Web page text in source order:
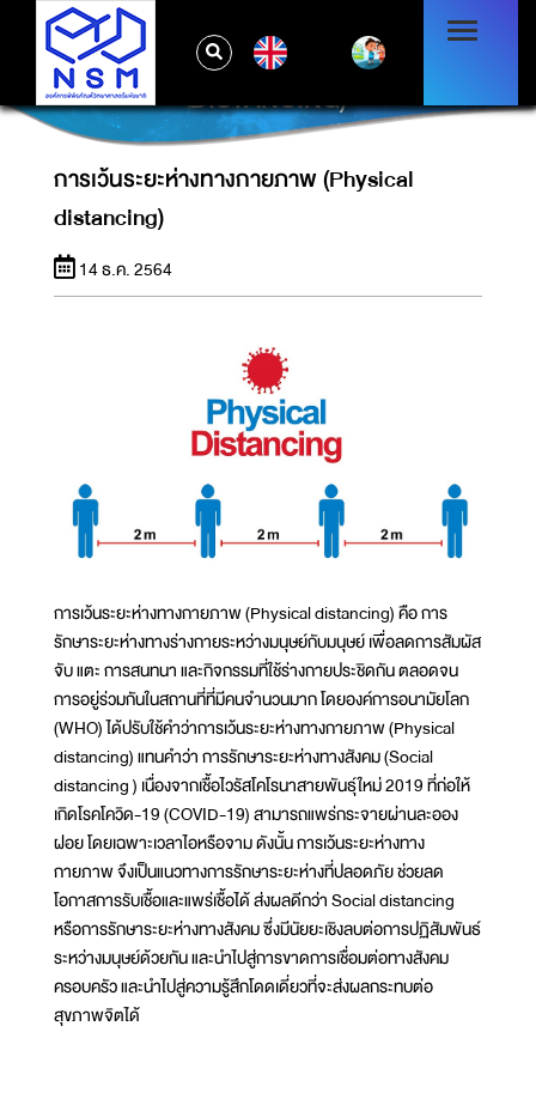
การเว้นระยะห่างทางกายภาพ (PHYSICAL
DISTANCING)
การเว้นระยะห่างทางกายภาพ (Physical
distancing)
14 ธ.ค. 2564
การเว้นระยะห่างทางกายภาพ (Physical distancing) คือ การ
รักษาระยะห่างทางร่างกายระหว่างมนุษย์กับมนุษย์ เพื่อลดการสัมผัส
จับ แตะ การสนทนา และกิจกรรมที่ใช้ร่างกายประชิดกัน ตลอดจน
การอยู่ร่วมกันในสถานที่ที่มีคนจำนวนมาก โดยองค์การอนามัยโลก
(WHO) ได้ปรับใช้คำว่าการเว้นระยะห่างทางกายภาพ (Physical
distancing) แทนคำว่า การรักษาระยะห่างทางสังคม (Social
distancing ) เนื่องจากเชื้อไวรัสโคโรนาสายพันธุ์ใหม่ 2019 ที่ก่อให้
เกิดโรคโควิด-19 (COVID-19) สามารถแพร่กระจายผ่านละออง
ฝอย โดยเฉพาะเวลาไอหรือจาม ดังนั้น การเว้นระยะห่างทาง
กายภาพ จึงเป็นแนวทางการรักษาระยะห่างที่ปลอดภัย ช่วยลด
โอกาสการรับเชื้อและแพร่เชื้อได้ ส่งผลดีกว่า Social distancing
หรือการรักษาระยะห่างทางสังคม ซึ่งมีนัยยะเชิงลบต่อการปฏิสัมพันธ์
ระหว่างมนุษย์ด้วยกัน และนำไปสู่การขาดการเชื่อมต่อทางสังคม
ครอบครัว และนำไปสู่ความรู้สึกโดดเดี่ยวที่จะส่งผลกระทบต่อ
สุขภาพจิตได้